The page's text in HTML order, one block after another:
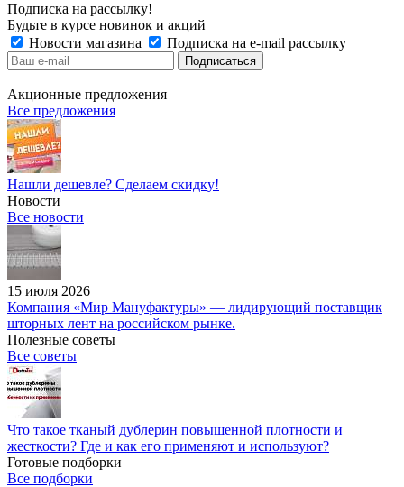
Подписка на рассылку!
Будьте в курсе новинок и акций
Новости магазина
Подписка на e-mail рассылку
Акционные предложения
Все предложения
Нашли дешевле? Сделаем скидку!
Новости
Все новости
15 июля 2026
Компания «Мир Мануфактуры» — лидирующий поставщик
шторных лент на российском рынке.
Полезные советы
Все советы
Что такое тканый дублерин повышенной плотности и
жесткости? Где и как его применяют и используют?
Готовые подборки
Все подборки